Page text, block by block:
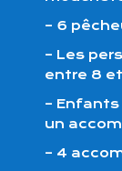
– 6
– Les
entre 8
–
un
– 4